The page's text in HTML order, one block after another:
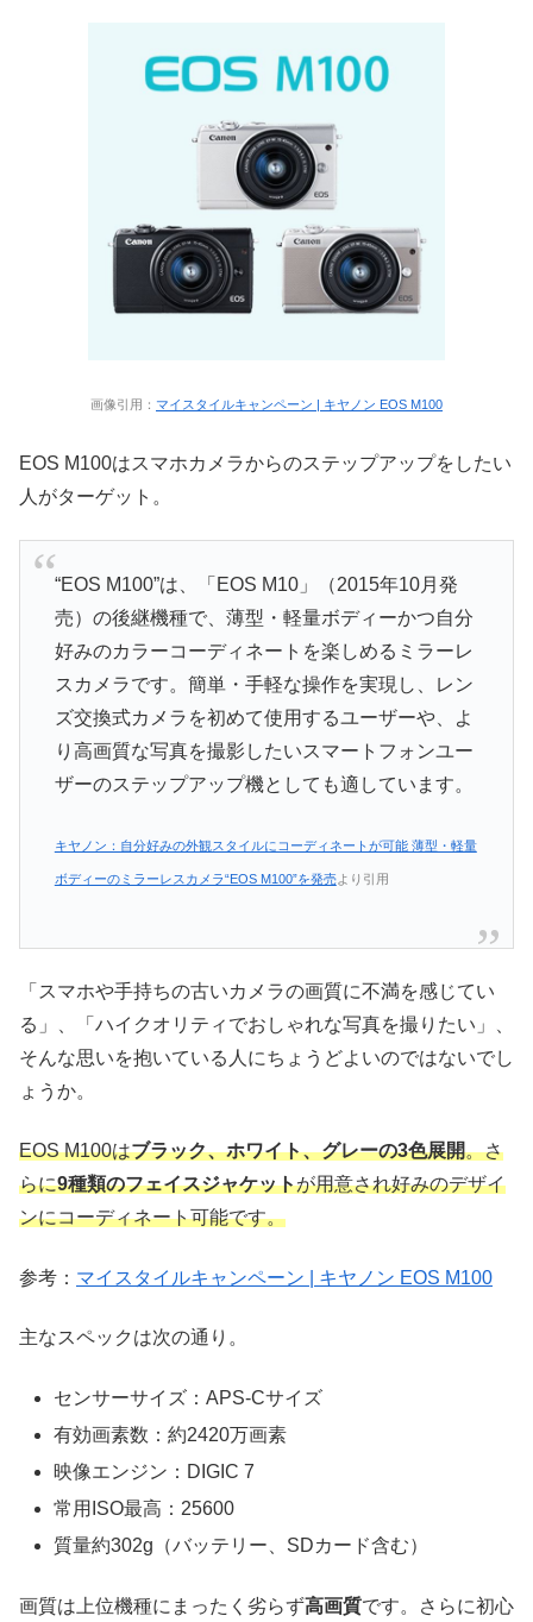
画像引用： マイスタイルキャンペーン | キヤノン EOS M100
EOS M100はスマホカメラからのステップアップをしたい
人がターゲット。
“EOS M100”は、「EOS M10」（2015年10月発
売）の後継機種で、薄型・軽量ボディーかつ自分
好みのカラーコーディネートを楽しめるミラーレ
スカメラです。簡単・手軽な操作を実現し、レン
ズ交換式カメラを初めて使用するユーザーや、よ
り高画質な写真を撮影したいスマートフォンユー
ザーのステップアップ機としても適しています。
キヤノン：自分好みの外観スタイルにコーディネートが可能 薄型・軽量
ボディーのミラーレスカメラ“EOS M100”を発売より引用
「スマホや手持ちの古いカメラの画質に不満を感じてい
る」、「ハイクオリティでおしゃれな写真を撮りたい」、
そんな思いを抱いている人にちょうどよいのではないでし
ょうか。
EOS M100はブラック、ホワイト、グレーの3色展開。さ
らに9種類のフェイスジャケットが用意され好みのデザイ
ンにコーディネート可能です。
参考： マイスタイルキャンペーン | キヤノン EOS M100
主なスペックは次の通り。
センサーサイズ：APS-Cサイズ
有効画素数：約2420万画素
映像エンジン：DIGIC 7
常用ISO最高：25600
質量約302g（バッテリー、SDカード含む）
画質は上位機種にまったく劣らず高画質です。さらに初心